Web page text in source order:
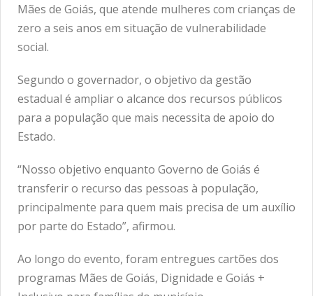
Mães de Goiás, que atende mulheres com crianças de
zero a seis anos em situação de vulnerabilidade
social.
Segundo o governador, o objetivo da gestão
estadual é ampliar o alcance dos recursos públicos
para a população que mais necessita de apoio do
Estado.
“Nosso objetivo enquanto Governo de Goiás é
transferir o recurso das pessoas à população,
principalmente para quem mais precisa de um auxílio
por parte do Estado”, afirmou.
Ao longo do evento, foram entregues cartões dos
programas Mães de Goiás, Dignidade e Goiás +